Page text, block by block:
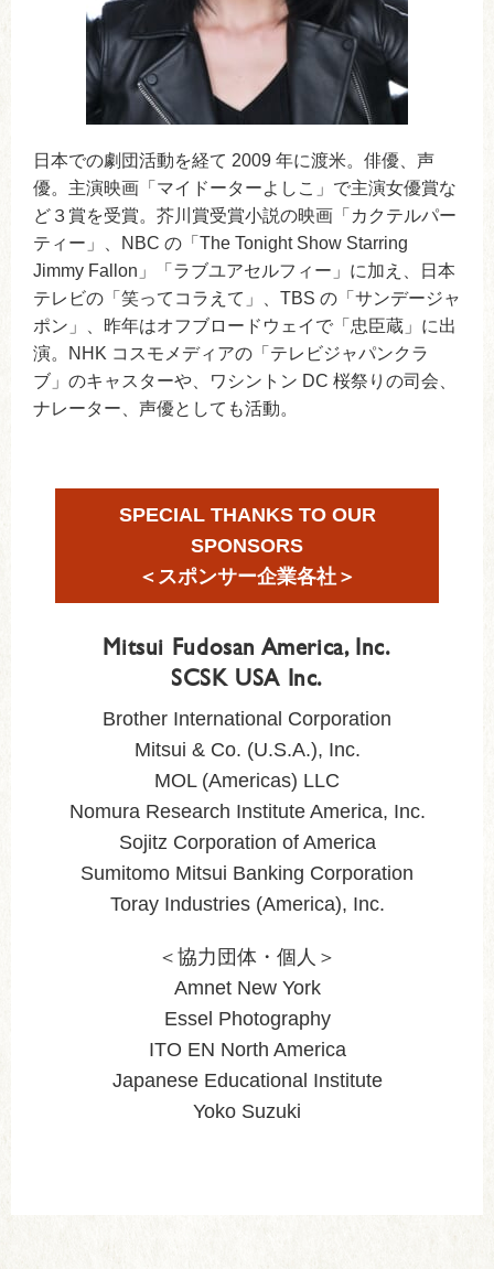
日本での劇団活動を経て 2009 年に渡米。俳優、声
優。主演映画「マイドーターよしこ」で主演女優賞な
ど３賞を受賞。芥川賞受賞小説の映画「カクテルパー
ティー」、NBC の「The Tonight Show Starring
Jimmy Fallon」「ラブユアセルフィー」に加え、日本
テレビの「笑ってコラえて」、TBS の「サンデージャ
ポン」、昨年はオフブロードウェイで「忠臣蔵」に出
演。NHK コスモメディアの「テレビジャパンクラ
ブ」のキャスターや、ワシントン DC 桜祭りの司会、
ナレーター、声優としても活動。
SPECIAL THANKS TO OUR
SPONSORS
＜スポンサー企業各社＞
Mitsui Fudosan America, Inc.
SCSK USA Inc.
Brother International Corporation
Mitsui & Co. (U.S.A.), Inc.
MOL (Americas) LLC
Nomura Research Institute America, Inc.
Sojitz Corporation of America
Sumitomo Mitsui Banking Corporation
Toray Industries (America), Inc.
＜協力団体・個人＞
Amnet New York
Essel Photography
ITO EN North America
Japanese Educational Institute
Yoko Suzuki